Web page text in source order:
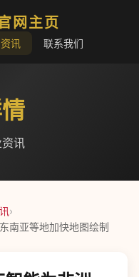
网主页
讯 联系我们
讯
›
南亚等地加快地图绘制